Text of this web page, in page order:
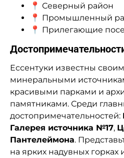
📍 Северный район
📍 Промышленный
📍 Прилегающие
Ессентуки известны
минеральными
красивыми парками и
памятниками. Среди
достопримечательностей:
Галерея источника №17,
Пантелеймона.
на ярких надувных горках